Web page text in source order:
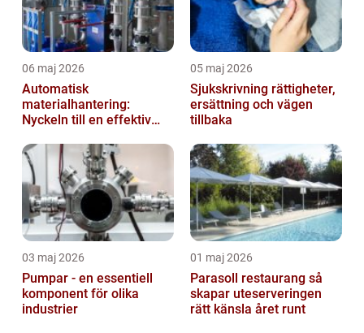
06 maj 2026
Automatisk
materialhantering:
Nyckeln till en effektiv
05 maj 2026
Sjukskrivning rättigheter,
ersättning och vägen
tillbaka
03 maj 2026
Pumpar - en essentiell
komponent för olika
industrier
01 maj 2026
Parasoll restaurang så
skapar uteserveringen
rätt känsla året runt